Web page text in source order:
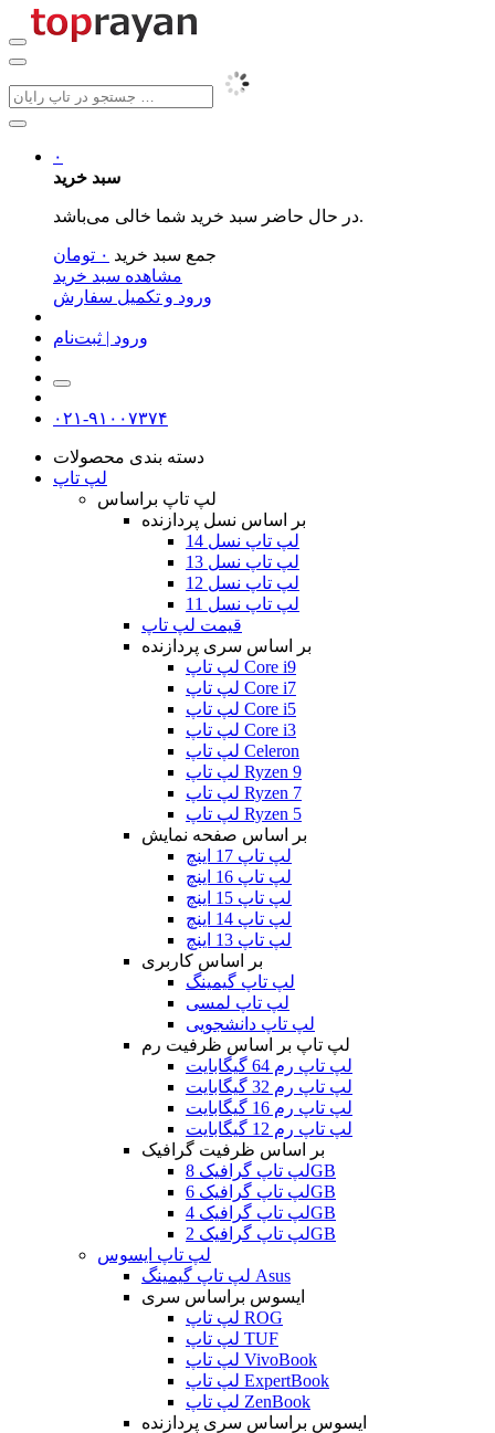
۰
سبد خرید
در حال حاضر سبد خرید شما خالی می‌باشد.
جمع سبد خرید ۰ تومان
مشاهده سبد خرید
ورود و تکمیل سفارش
ورود | ثبت‌نام
۰۲۱-۹۱۰۰۷۳۷۴
دسته بندی محصولات
لپ تاپ
لپ تاپ براساس
بر اساس نسل پردازنده
لپ تاپ نسل 14
لپ تاپ نسل 13
لپ تاپ نسل 12
لپ تاپ نسل 11
قیمت لپ تاپ
بر اساس سری پردازنده
لپ تاپ Core i9
لپ تاپ Core i7
لپ تاپ Core i5
لپ تاپ Core i3
لپ تاپ Celeron
لپ تاپ Ryzen 9
لپ تاپ Ryzen 7
لپ تاپ Ryzen 5
بر اساس صفحه نمایش
لپ تاپ 17 اینچ
لپ تاپ 16 اینچ
لپ تاپ 15 اینچ
لپ تاپ 14 اینچ
لپ تاپ 13 اینچ
بر اساس کاربری
لپ تاپ گیمینگ
لپ تاپ لمسی
لپ تاپ دانشجویی
لپ تاپ بر اساس ظرفیت رم
لپ تاپ رم 64 گیگابایت
لپ تاپ رم 32 گیگابایت
لپ تاپ رم 16 گیگابایت
لپ تاپ رم 12 گیگابایت
بر اساس ظرفیت گرافیک
لپ تاپ گرافیک 8GB
لپ تاپ گرافیک 6GB
لپ تاپ گرافیک 4GB
لپ تاپ گرافیک 2GB
لپ تاپ ایسوس
لپ تاپ گیمینگ Asus
ایسوس براساس سری
لپ تاپ ROG
لپ تاپ TUF
لپ تاپ VivoBook
لپ تاپ ExpertBook
لپ تاپ ZenBook
ایسوس براساس سری پردازنده